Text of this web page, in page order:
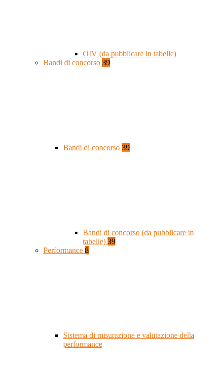
OIV (da pubblicare in tabelle)
Bandi di concorso 39
Bandi di concorso 39
Bandi di concorso (da pubblicare in
tabelle) 39
Performance 8
Sistema di misurazione e valutazione della
performance